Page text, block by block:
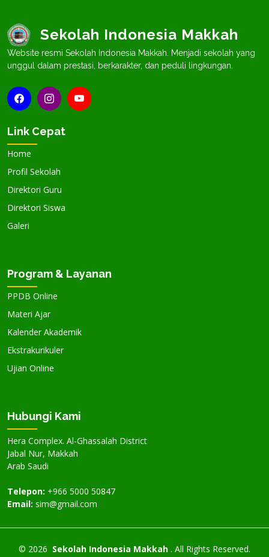
Sekolah Indonesia Makkah
Website resmi Sekolah Indonesia Makkah. Menjadi sekolah yang
unggul dalam prestasi, berkarakter, dan peduli lingkungan.
Link Cepat
Home
Profil Sekolah
Direktori Guru
Direktori Siswa
Galeri
Program & Layanan
PPDB Online
Materi Ajar
Kalender Akademik
Ekstrakurikuler
Ujian Online
Hubungi Kami
Hera Complex. Al-Ghassalah District
Jabal Nur, Makkah
Arab Saudi
Telepon: +966 5000 50847
Email: sim@gmail.com
© 2026 Sekolah Indonesia Makkah . All Rights Reserved.